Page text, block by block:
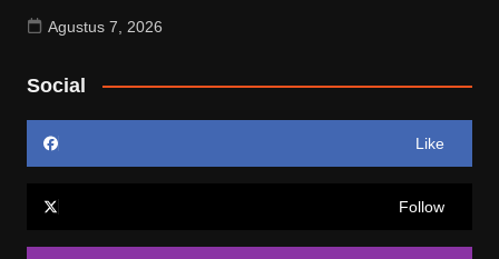
Agustus 7, 2026
Social
Like
Follow